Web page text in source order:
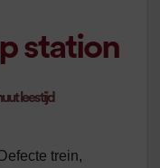
station
leestijd
trein,